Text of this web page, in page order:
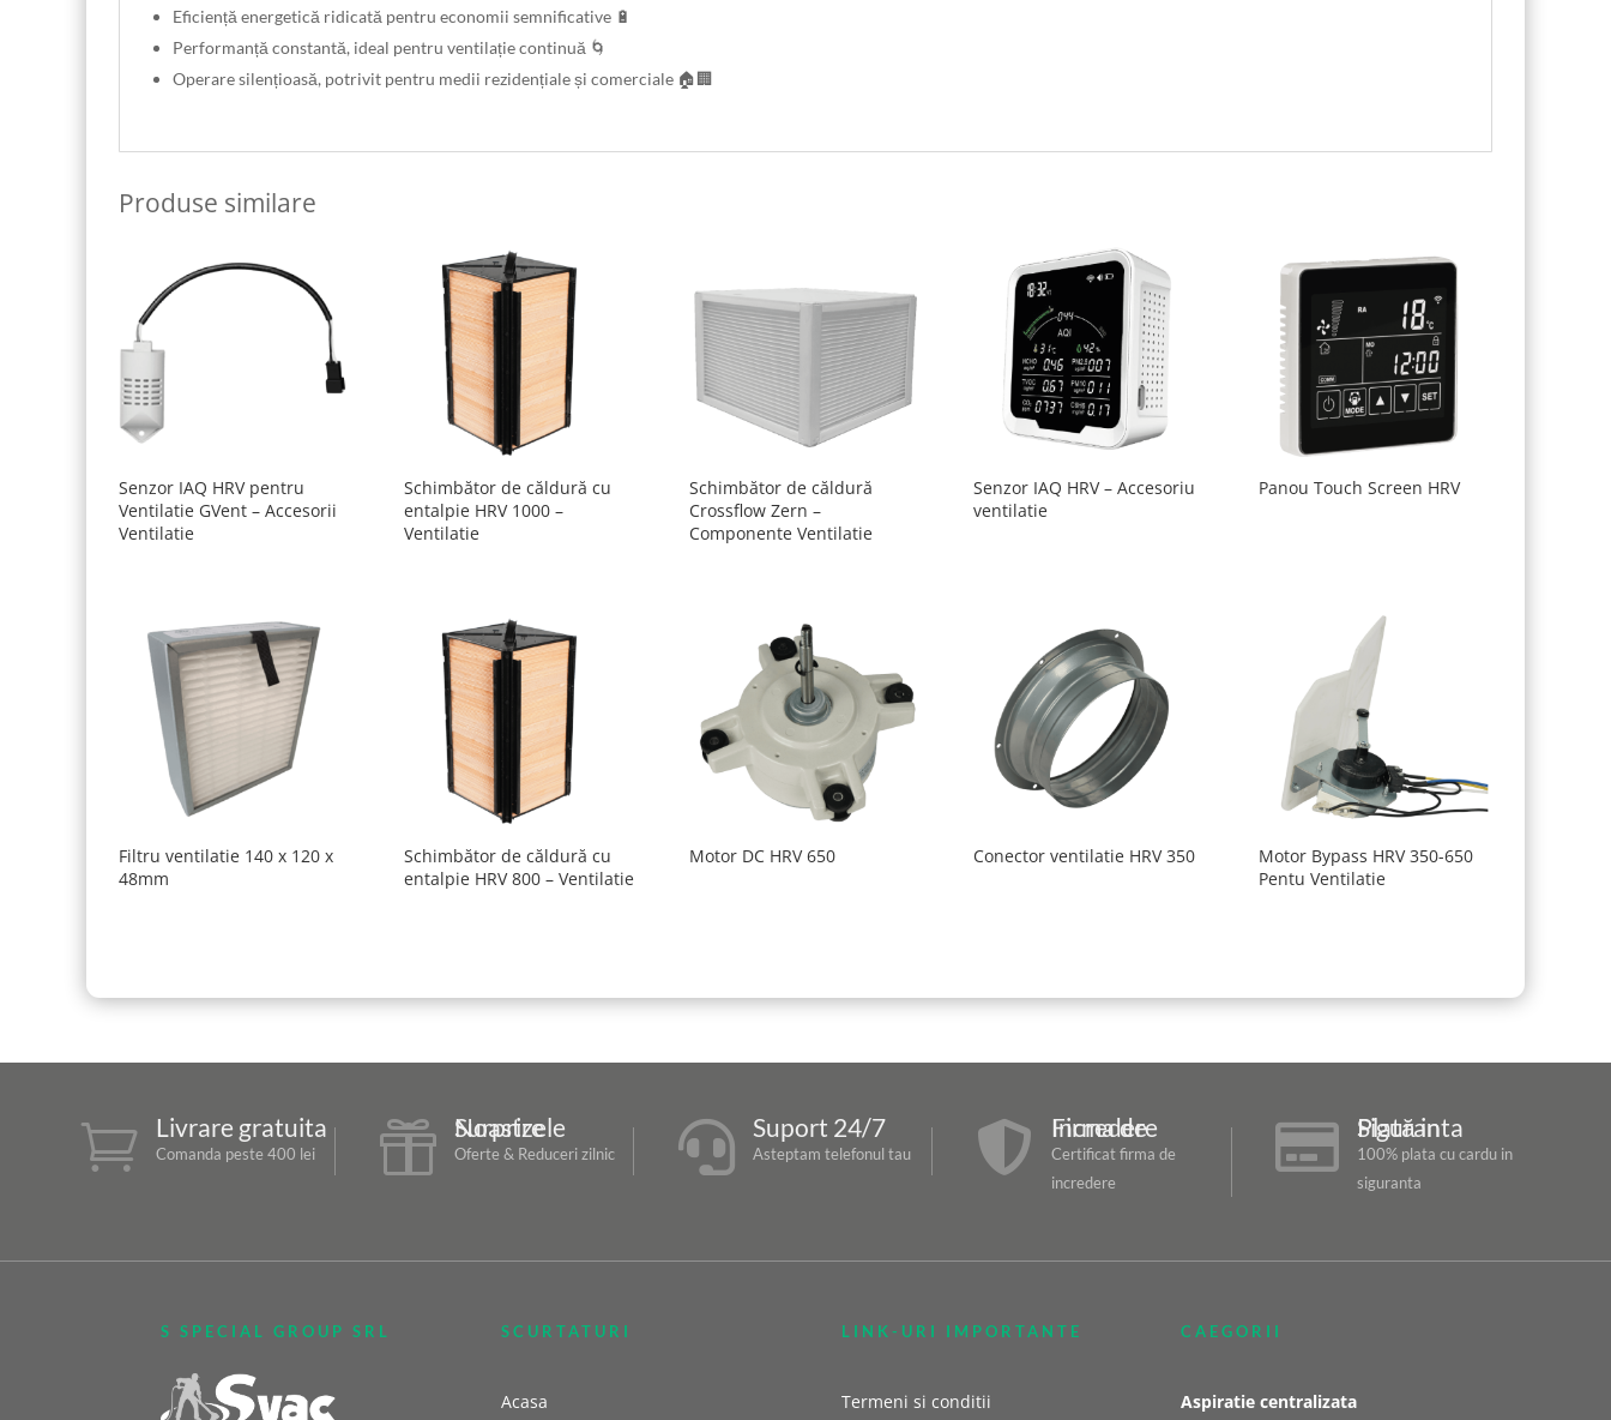
Eficiență energetică ridicată pentru economii semnificative 🔋
Performanță constantă, ideal pentru ventilație continuă 🌀
Operare silențioasă, potrivit pentru medii rezidențiale și comerciale 🏠🏢
Produse similare
Senzor IAQ HRV pentru
Ventilatie GVent – Accesorii
Ventilatie
Schimbător de căldură cu
entalpie HRV 1000 –
Ventilatie
Schimbător de căldură
Crossflow Zern –
Componente Ventilatie
Senzor IAQ HRV – Accesoriu
ventilatie
Panou Touch Screen HRV
Filtru ventilatie 140 x 120 x
48mm
Schimbător de căldură cu
entalpie HRV 800 – Ventilatie
Motor DC HRV 650 Conector ventilatie HRV 350
Motor Bypass HRV 350-650
Pentu Ventilatie
 Livrare gratuita
Comanda peste 400 lei  Surprizele Noastre
Oferte & Reduceri zilnic  Suport 24/7
Asteptam telefonul tau  Firma de Incredere
Certificat firma de
incredere
 Plată in Siguranta
100% plata cu cardu in
siguranta
S SPECIAL GROUP SRL SCURTATURI
Acasa
LINK-URI IMPORTANTE
Termeni si conditii
CAEGORII
Aspiratie centralizata